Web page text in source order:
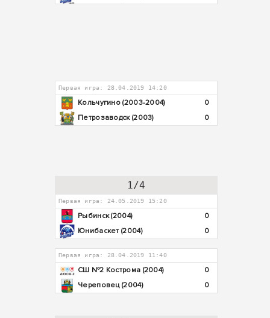
Первая игра: 28.04.2019 14:20
Кольчугино (2003-2004)
0
Петрозаводск (2003)
0
1/4
Первая игра: 24.05.2019 15:20
Рыбинск (2004)
0
Юнибаскет (2004)
0
Первая игра: 28.04.2019 11:40
СШ №2 Кострома (2004)
0
Череповец (2004)
0